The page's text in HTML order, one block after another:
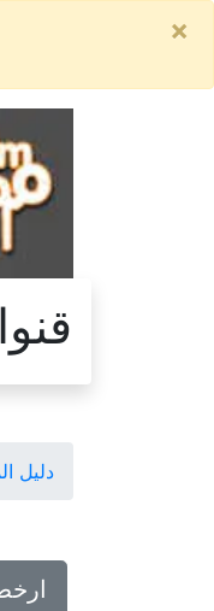
×
دليل